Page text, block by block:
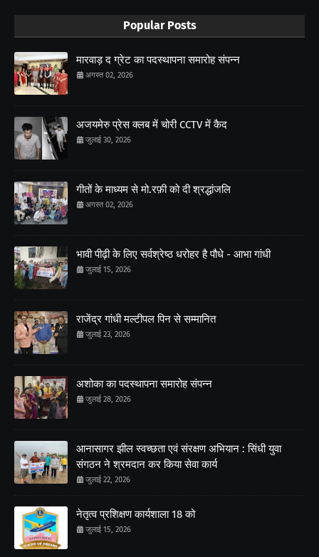
Popular Posts
मारवाड़ द ग्रेट का पदस्थापना समारोह संपन्न
अगस्त 02, 2026
अजयमेरु प्रेस क्लब में चोरी CCTV में कैद
जुलाई 30, 2026
गीतों के माध्यम से मो.रफ़ी को दी श्रद्धांजलि
अगस्त 02, 2026
भावी पीढ़ी के लिए सर्वश्रेष्ठ धरोहर है पौधे - आभा गांधी
जुलाई 15, 2026
राजेंद्र गांधी मल्टीपल पिन से सम्मानित
जुलाई 23, 2026
अशोका का पदस्थापना समारोह संपन्न
जुलाई 28, 2026
आनासागर झील स्वच्छता एवं संरक्षण अभियान : सिंधी युवा
संगठन ने श्रमदान कर किया सेवा कार्य
जुलाई 22, 2026
नेतृत्व प्रशिक्षण कार्यशाला 18 को
जुलाई 15, 2026